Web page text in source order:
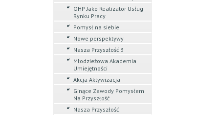
OHP Jako Realizator Usług
Rynku Pracy
Pomysł na siebie
Nowe perspektywy
Nasza Przyszłość 3
Młodzieżowa Akademia
Umiejętności
Akcja Aktywizacja
Ginące Zawody Pomysłem
Na Przyszłość
Nasza Przyszłość